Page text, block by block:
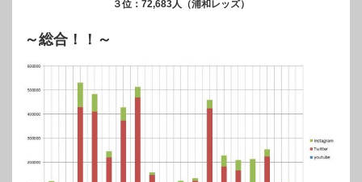
３位：72,683人（浦和レッズ）
～総合！！～